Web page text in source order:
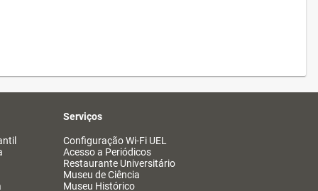
Serviços
Configuração Wi-Fi UEL
Acesso a Periódicos
Restaurante Universitário
Museu de Ciência
Museu Histórico